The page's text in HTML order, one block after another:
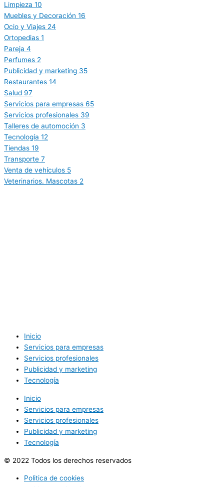
Limpieza 10
Muebles y Decoración 16
Ocio y Viajes 24
Ortopedias 1
Pareja 4
Perfumes 2
Publicidad y marketing 35
Restaurantes 14
Salud 97
Servicios para empresas 65
Servicios profesionales 39
Talleres de automoción 3
Tecnología 12
Tiendas 19
Transporte 7
Venta de vehículos 5
Veterinarios. Mascotas 2
Inicio
Servicios para empresas
Servicios profesionales
Publicidad y marketing
Tecnología
Inicio
Servicios para empresas
Servicios profesionales
Publicidad y marketing
Tecnología
© 2022 Todos los derechos reservados
Politica de cookies
Politica de privacidad